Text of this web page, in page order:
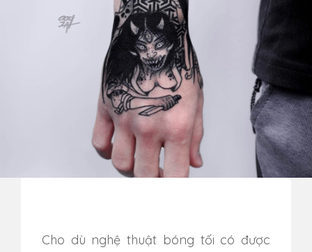
Cho dù nghệ thuật bóng tối có được